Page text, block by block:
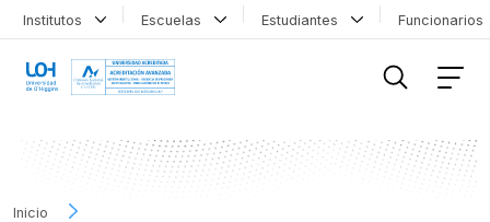
Institutos Escuelas Estudiantes
Inicio